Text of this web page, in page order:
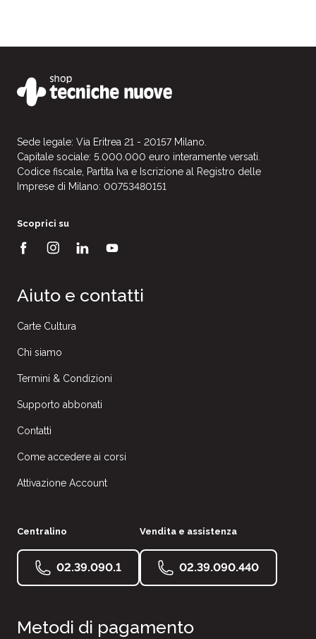
Sede legale: Via Eritrea 21 - 20157 Milano.
Capitale sociale: 5.000.000 euro interamente versati.
Codice fiscale, Partita Iva e Iscrizione al Registro delle
Imprese di Milano: 00753480151
Scoprici su
Aiuto e contatti
Carte Cultura
Chi siamo
Termini & Condizioni
Supporto abbonati
Contatti
Come accedere ai corsi
Attivazione Account
Centralino
02.39.090.1
Vendita e assistenza
02.39.090.440
Metodi di pagamento